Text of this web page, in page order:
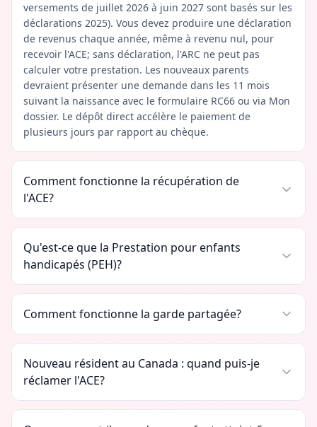
versements de juillet 2026 à juin 2027 sont basés sur les
déclarations 2025). Vous devez produire une déclaration
de revenus chaque année, même à revenu nul, pour
recevoir l'ACE; sans déclaration, l'ARC ne peut pas
calculer votre prestation. Les nouveaux parents
devraient présenter une demande dans les 11 mois
suivant la naissance avec le formulaire RC66 ou via Mon
dossier. Le dépôt direct accélère le paiement de
plusieurs jours par rapport au chèque.
Comment fonctionne la récupération de
l'ACE?
Qu'est-ce que la Prestation pour enfants
handicapés (PEH)?
Comment fonctionne la garde partagée?
Nouveau résident au Canada : quand puis-je
réclamer l'ACE?